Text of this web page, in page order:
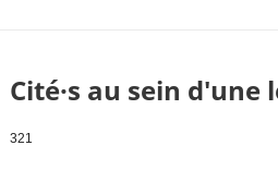
Cité·s au sein d'une
321